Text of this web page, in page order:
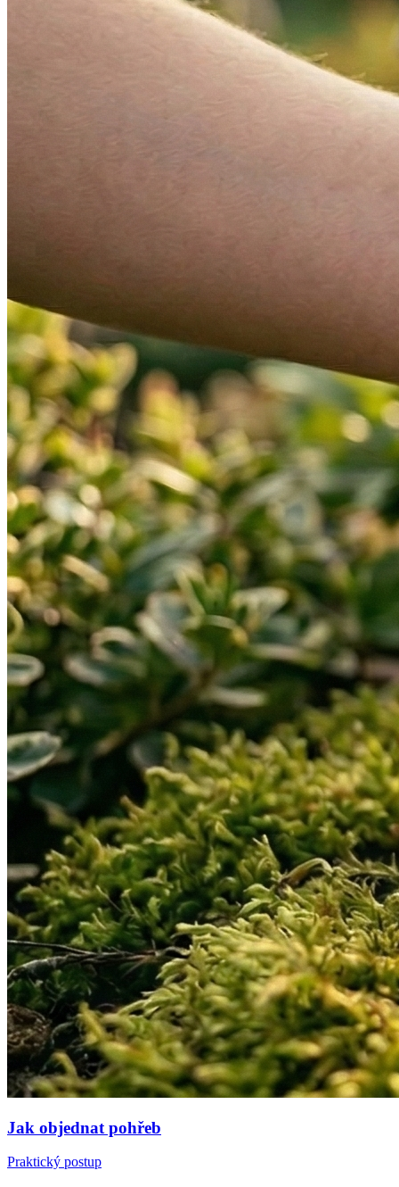
Jak objednat pohřeb
Praktický postup